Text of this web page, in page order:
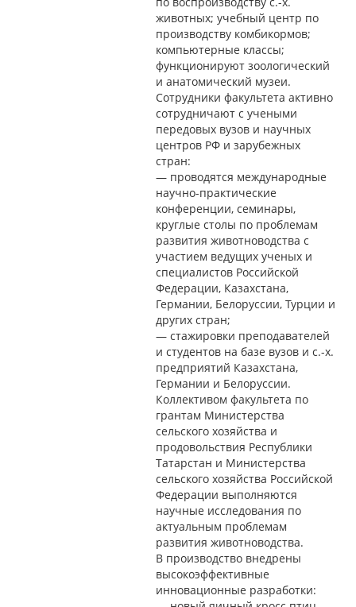
животных; учебный центр по
производству комбикормов;
компьютерные классы;
функционируют зоологический
и анатомический музеи.
Сотрудники факультета активно
сотрудничают с учеными
передовых вузов и научных
центров РФ и зарубежных
стран:
— проводятся международные
научно-практические
конференции, семинары,
круглые столы по проблемам
развития животноводства с
участием ведущих ученых и
специалистов Российской
Федерации, Казахстана,
Германии, Белоруссии, Турции и
других стран;
— стажировки преподавателей
и студентов на базе вузов и с.-х.
предприятий Казахстана,
Германии и Белоруссии.
Коллективом факультета по
грантам Министерства
сельского хозяйства и
продовольствия Республики
Татарстан и Министерства
сельского хозяйства Российской
Федерации выполняются
научные исследования по
актуальным проблемам
развития животноводства.
В производство внедрены
высокоэффективные
инновационные разработки: